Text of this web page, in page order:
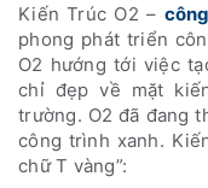
Kiến Trúc O2 –
phong phát triển
O2 hướng tới việc
chỉ đẹp về mặt
trường. O2 đã đang
công trình xanh.
chữ T vàng”: